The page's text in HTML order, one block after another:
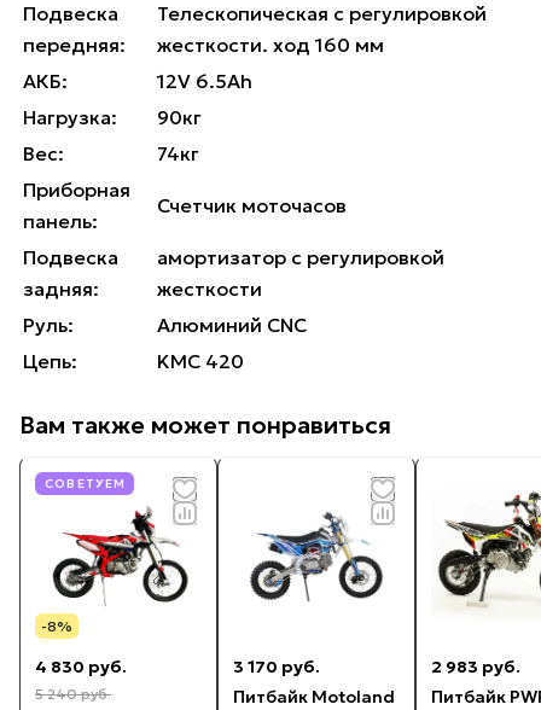
Подвеска
передняя:
Телескопическая с регулировкой
жесткости. ход 160 мм
АКБ:
12V 6.5Ah
Нагрузка:
90кг
Вес:
74кг
Приборная
панель:
Счетчик моточасов
Подвеска
задняя:
амортизатор с регулировкой
жесткости
Руль:
Алюминий CNC
Цепь:
KMC 420
Вам также может понравиться
СОВЕТУЕМ
-8%
4 830 руб.
5 240 руб.
3 170 руб.
Питбайк Motoland
2 983 руб.
Питбайк